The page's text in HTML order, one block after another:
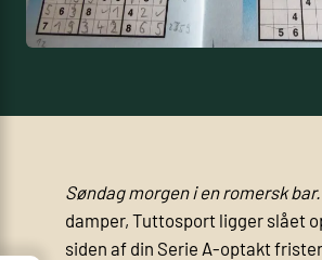
Søndag morgen i en romersk bar.
damper, Tuttosport ligger slået
siden af din Serie A-optakt